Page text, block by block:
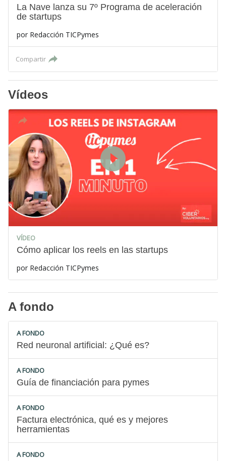
La Nave lanza su 7º Programa de aceleración
de startups
por Redacción TICPymes
Compartir
Vídeos
VÍDEO
Cómo aplicar los reels en las startups
por Redacción TICPymes
A fondo
A FONDO
Red neuronal artificial: ¿Qué es?
A FONDO
Guía de financiación para pymes
A FONDO
Factura electrónica, qué es y mejores
herramientas
A FONDO